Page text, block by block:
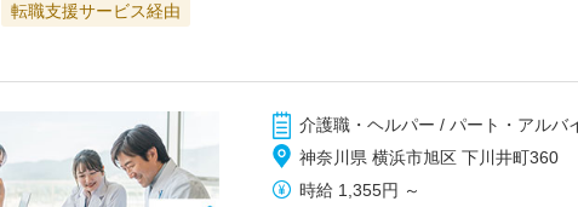
転職支援サービス経由
介護職・ヘルパー / パート・アルバ
神奈川県 横浜市旭区 下川井町360
時給 1,355円 ～